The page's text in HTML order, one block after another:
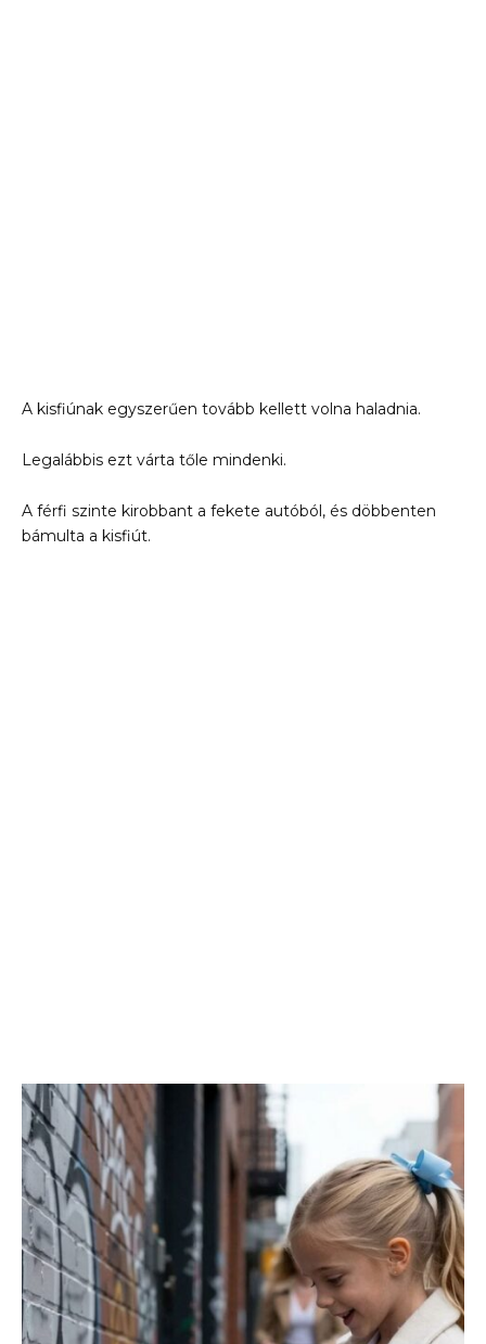
A kisfiúnak egyszerűen tovább kellett volna haladnia.
Legalábbis ezt várta tőle mindenki.
A férfi szinte kirobbant a fekete autóból, és döbbenten
bámulta a kisfiút.